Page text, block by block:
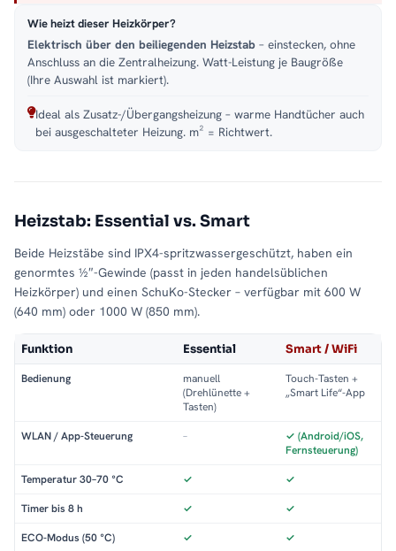
Wie heizt dieser Heizkörper?
Elektrisch über den beiliegenden Heizstab – einstecken, ohne
Anschluss an die Zentralheizung. Watt-Leistung je Baugröße
(Ihre Auswahl ist markiert).
Ideal als Zusatz-/Übergangsheizung – warme Handtücher auch
bei ausgeschalteter Heizung. m² = Richtwert.
Heizstab: Essential vs. Smart
Beide Heizstäbe sind IPX4-spritzwassergeschützt, haben ein
genormtes ½″-Gewinde (passt in jeden handelsüblichen
Heizkörper) und einen SchuKo-Stecker – verfügbar mit 600 W
(640 mm) oder 1000 W (850 mm).
Funktion Essential Smart / WiFi
Bedienung
manuell
(Drehlünette +
Tasten)
Touch-Tasten +
„Smart Life“-App
WLAN / App-Steuerung –
✓ (Android/iOS,
Fernsteuerung)
Temperatur 30–70 °C ✓ ✓
Timer bis 8 h ✓ ✓
ECO-Modus (50 °C) ✓ ✓